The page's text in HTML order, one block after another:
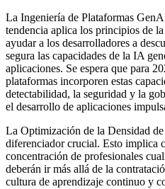
La Ingeniería de Plataformas
tendencia aplica los principios de
ayudar a los desarrolladores a
segura las capacidades de la IA
aplicaciones. Se espera que para
plataformas incorporen estas
detectabilidad, la seguridad y la
el desarrollo de aplicaciones
La Optimización de la Densidad
diferenciador crucial. Esto implica
concentración de profesionales
deberán ir más allá de la
cultura de aprendizaje continuo y